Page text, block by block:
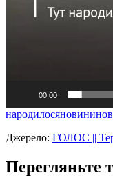
00:00
народилосяновини
Джерело: ГОЛОС ||
Перегляньте